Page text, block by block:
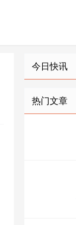
今日快讯
热门文章